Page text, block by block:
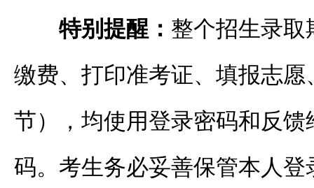
特别提醒： 整个招生录取
缴费、打印准考证、填报志愿
节），均使用登录密码和反
码。考生务必妥善保管本人